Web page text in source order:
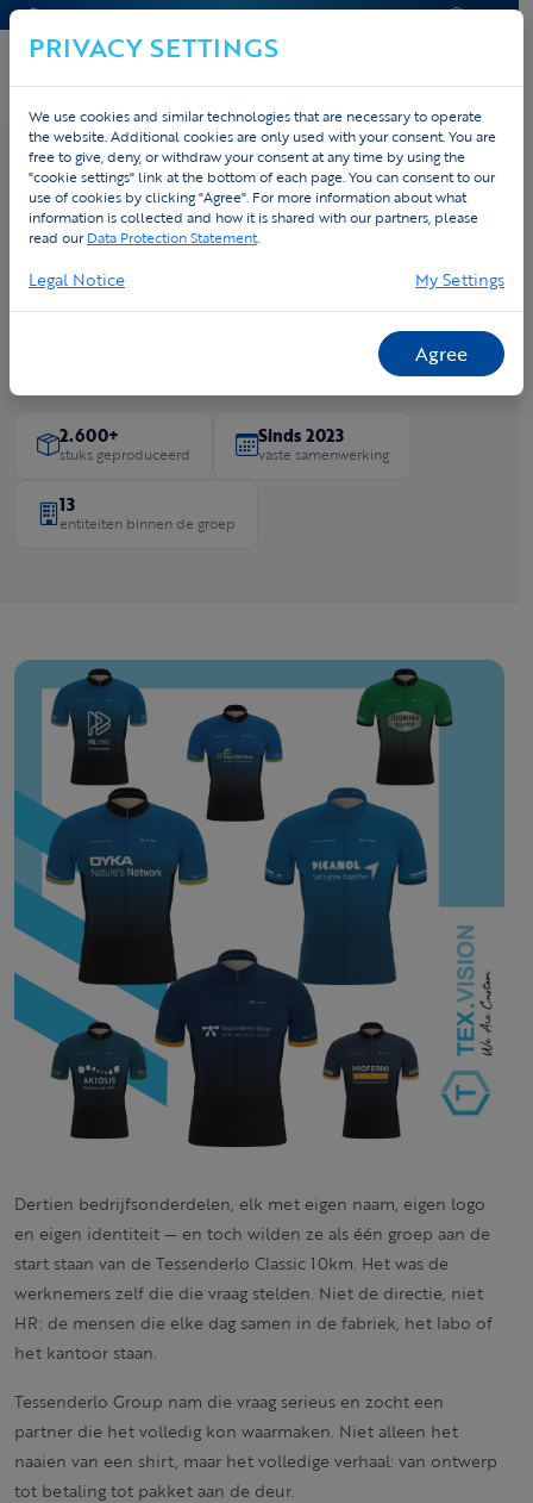
CONTACT & AIDE DEVIS
Accueil›Cas› Tessenderlo Group
Tessenderlo Group
Dertien entiteiten, één gedeeld startschot aan de Tessenderlo
branded sportkleding — Tex.Vision regelde het financieel en
2.600+
stuks geproduceerd
Sinds 2023
vaste samenwerking
13
entiteiten binnen de groep
Dertien bedrijfsonderdelen, elk met eigen naam, eigen logo
en eigen identiteit — en toch wilden ze als één groep aan de
start staan van de Tessenderlo Classic 10km. Het was de
werknemers zelf die die vraag stelden. Niet de directie, niet
HR: de mensen die elke dag samen in de fabriek, het labo of
het kantoor staan.
Tessenderlo Group nam die vraag serieus en zocht een
partner die het volledig kon waarmaken. Niet alleen het
naaien van een shirt, maar het volledige verhaal: van ontwerp
tot betaling tot pakket aan de deur.
PRIVACY SETTINGS
We use cookies and similar technologies that are necessary to operate
the website. Additional cookies are only used with your consent. You are
free to give, deny, or withdraw your consent at any time by using the
"cookie settings" link at the bottom of each page. You can consent to our
use of cookies by clicking "Agree". For more information about what
information is collected and how it is shared with our partners, please
read ourData Protection Statement.
Legal Notice My Settings
Agree